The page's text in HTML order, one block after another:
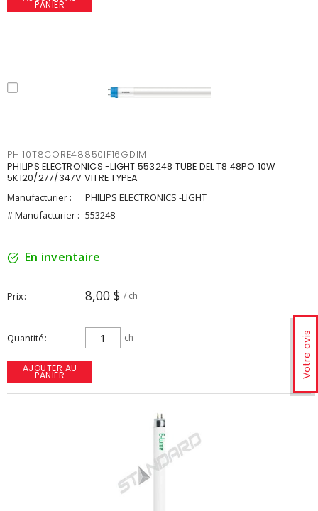
Votre avis
PANIER
PHI10T8CORE48850IF16GDIM
PHILIPS ELECTRONICS -LIGHT 553248 TUBE DEL T8 48PO 10W
5K120/277/347V VITRE TYPEA
Manufacturier :
PHILIPS ELECTRONICS -LIGHT
# Manufacturier : 553248
En inventaire
Prix 8,00 $ / ch
Quantité ch
AJOUTER AU
PANIER